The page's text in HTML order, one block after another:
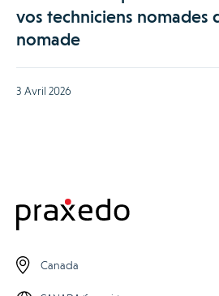
vos techniciens nomades
nomade
3 Avril 2026
Canada